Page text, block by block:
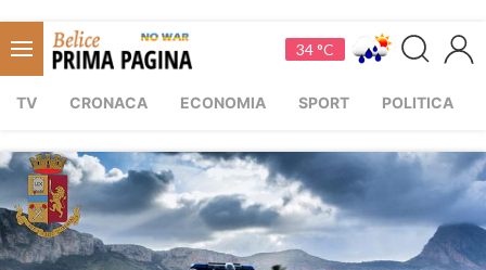
34 °C
TV CRONACA ECONOMIA SPORT POLITICA